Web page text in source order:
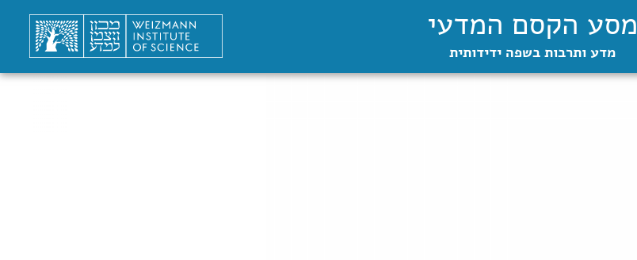
מסע הקסם המדעי
מדע ותרבות בשפה ידידותית